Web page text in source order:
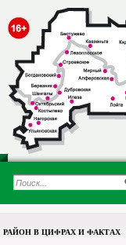
РАЙОН В ЦИФРАХ И ФАКТАХ